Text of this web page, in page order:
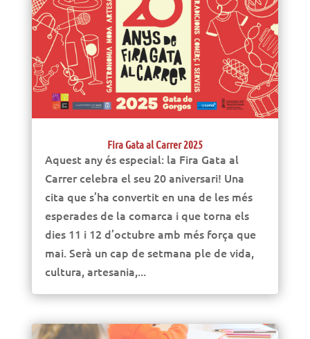
Fira Gata al Carrer 2025
Aquest any és especial: la Fira Gata al
Carrer celebra el seu 20 aniversari! Una
cita que s’ha convertit en una de les més
esperades de la comarca i que torna els
dies 11 i 12 d’octubre amb més força que
mai. Serà un cap de setmana ple de vida,
cultura, artesania,...